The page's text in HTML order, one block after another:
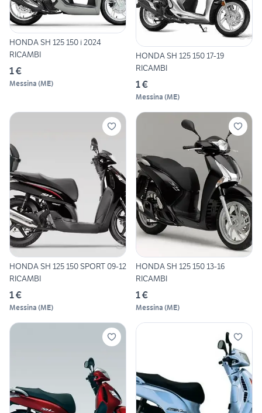
HONDA SH 125 150 i 2024
RICAMBI
1 €
Messina (ME)
HONDA SH 125 150 17-19
RICAMBI
1 €
Messina (ME)
HONDA SH 125 150 SPORT 09-12
RICAMBI
1 €
Messina (ME)
HONDA SH 125 150 13-16
RICAMBI
1 €
Messina (ME)